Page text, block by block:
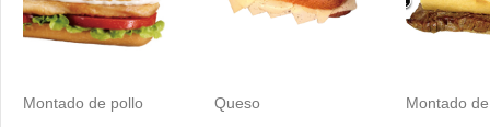
Montado de pollo Queso Montado